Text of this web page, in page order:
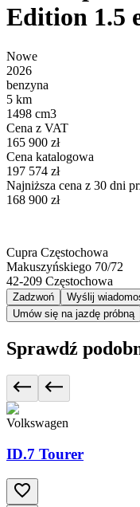
Edition 1.5
Nowe
2026
benzyna
5 km
1498 cm3
Cena z VAT
165 900 zł
Cena katalogowa
197 574 zł
Najniższa cena z 30 dni
168 900 zł
Cupra Częstochowa
Makuszyńskiego 70/72
42-209 Częstochowa
Zadzwoń
Wyślij
Umów się na jazdę próbną
Sprawdź
Volkswagen
ID.7 Tourer